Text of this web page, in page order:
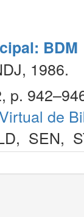
BDM
1986.
p.
de
, SEN,